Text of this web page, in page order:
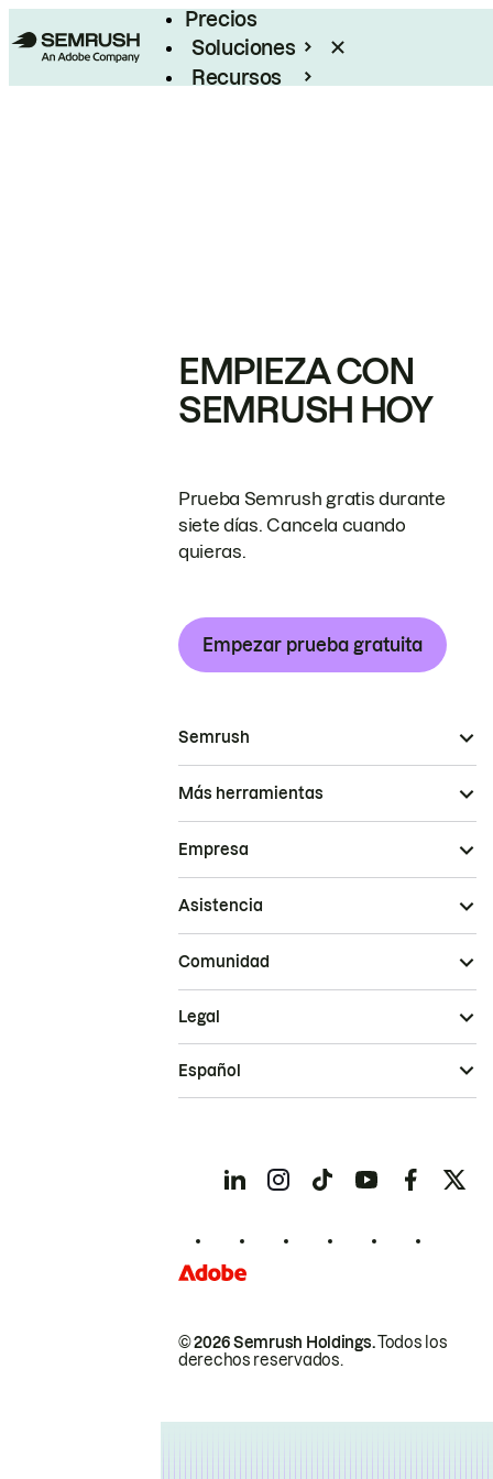
Precios
Soluciones
Recursos
EMPIEZA CON
SEMRUSH HOY
Prueba Semrush gratis durante
siete días. Cancela cuando
quieras.
Empezar prueba gratuita
Semrush
Más herramientas
Empresa
Asistencia
Comunidad
© 2026 Semrush Holdings.Todos los
derechos reservados.
Legal
Español